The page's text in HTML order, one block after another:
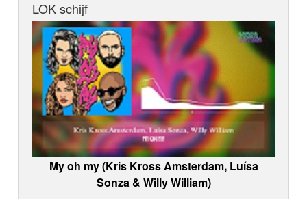
LOK schijf
My oh my (Kris Kross Amsterdam, Luísa
Sonza & Willy William)